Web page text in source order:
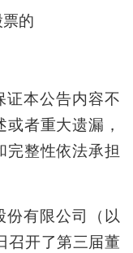
的
证本公告内容不
者重大遗漏，
完整性依法承担
份有限公司（以
召开了第三届董